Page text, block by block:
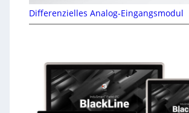
Differenzielles Analog-Eingangsmodul